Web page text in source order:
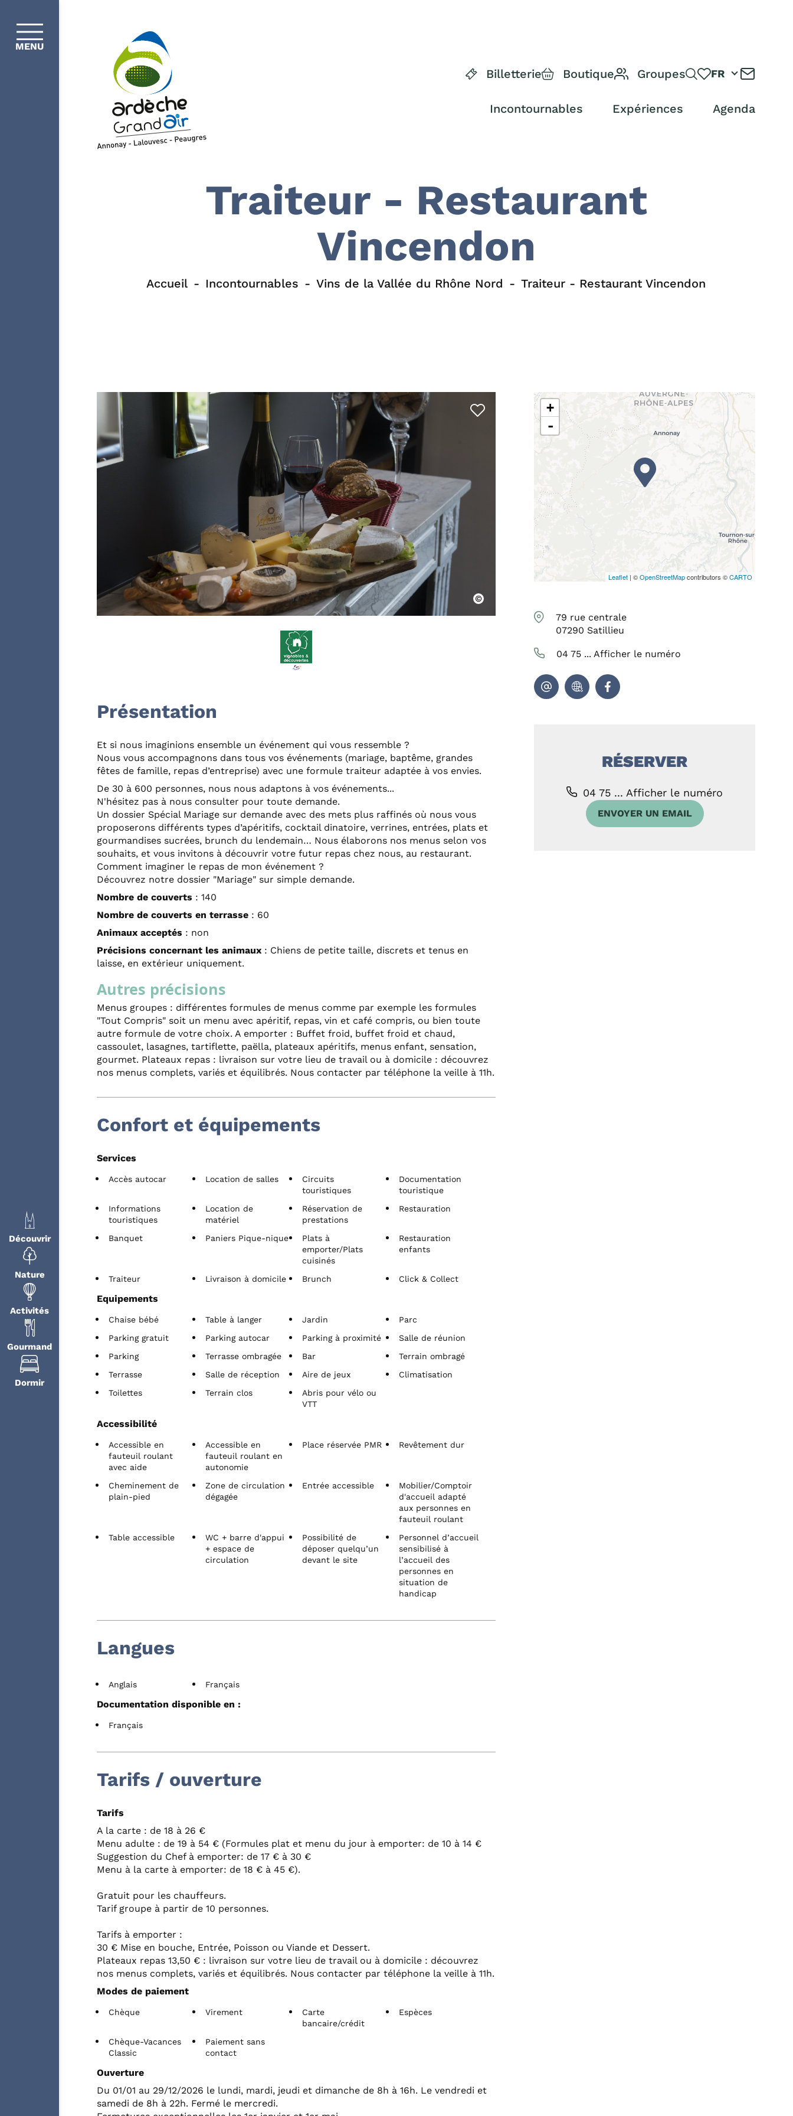
Billetterie Boutique Groupes FR
Incontournables Expériences Agenda
MENU
Découvrir
Nature
Activités
Gourmand
Dormir
Traiteur - Restaurant
Vincendon
Accueil Incontournables Vins de la Vallée du Rhône Nord Traiteur - Restaurant Vincendon
Présentation
Et si nous imaginions ensemble un événement qui vous ressemble ?
Nous vous accompagnons dans tous vos événements (mariage, baptême, grandes
fêtes de famille, repas d’entreprise) avec une formule traiteur adaptée à vos envies.
De 30 à 600 personnes, nous nous adaptons à vos événements...
N'hésitez pas à nous consulter pour toute demande.
Un dossier Spécial Mariage sur demande avec des mets plus raffinés où nous vous
proposerons différents types d’apéritifs, cocktail dinatoire, verrines, entrées, plats et
gourmandises sucrées, brunch du lendemain… Nous élaborons nos menus selon vos
souhaits, et vous invitons à découvrir votre futur repas chez nous, au restaurant.
Comment imaginer le repas de mon événement ?
Découvrez notre dossier "Mariage" sur simple demande.
Nombre de couverts : 140
Nombre de couverts en terrasse : 60
Animaux acceptés : non
Précisions concernant les animaux : Chiens de petite taille, discrets et tenus en
laisse, en extérieur uniquement.
Autres précisions
Menus groupes : différentes formules de menus comme par exemple les formules
"Tout Compris" soit un menu avec apéritif, repas, vin et café compris, ou bien toute
autre formule de votre choix. A emporter : Buffet froid, buffet froid et chaud,
cassoulet, lasagnes, tartiflette, paëlla, plateaux apéritifs, menus enfant, sensation,
gourmet. Plateaux repas : livraison sur votre lieu de travail ou à domicile : découvrez
nos menus complets, variés et équilibrés. Nous contacter par téléphone la veille à 11h.
Confort et équipements
Services
Accès autocar Location de salles
Circuits
touristiques
Documentation
touristique
Informations
touristiques
Location de
matériel
Réservation de
prestations
Restauration
Banquet Paniers Pique-nique
Plats à
emporter/Plats
cuisinés
Restauration
enfants
Traiteur Livraison à domicile Brunch Click & Collect
Equipements
Chaise bébé Table à langer Jardin
Parc
Parking gratuit
Parking autocar Parking à proximité
Salle de réunion
Parking
Terrasse ombragée Bar
Terrain ombragé
Terrasse
Salle de réception Aire de jeux
Climatisation
Toilettes
Terrain clos
Abris pour vélo ou
VTT
Accessibilité
Accessible en
fauteuil roulant
avec aide
Accessible en
fauteuil roulant en
autonomie
Place réservée PMR Revêtement dur
Cheminement de
plain-pied
Zone de circulation
dégagée
Entrée accessible
Mobilier/Comptoir
d'accueil adapté
aux personnes en
fauteuil roulant
Table accessible
WC + barre d'appui
+ espace de
circulation
Possibilité de
déposer quelqu’un
devant le site
Personnel d’accueil
sensibilisé à
l’accueil des
personnes en
situation de
handicap
Langues
Anglais Français
Documentation disponible en :
Français
Tarifs / ouverture
Tarifs
A la carte : de 18 à 26 €
Menu adulte : de 19 à 54 € (Formules plat et menu du jour à emporter: de 10 à 14 €
Suggestion du Chef à emporter: de 17 € à 30 €
Menu à la carte à emporter: de 18 € à 45 €).
Gratuit pour les chauffeurs.
Tarif groupe à partir de 10 personnes.
Tarifs à emporter :
30 € Mise en bouche, Entrée, Poisson ou Viande et Dessert.
Plateaux repas 13,50 € : livraison sur votre lieu de travail ou à domicile : découvrez
nos menus complets, variés et équilibrés. Nous contacter par téléphone la veille à 11h.
Modes de paiement
Chèque Virement
Carte
bancaire/crédit
Espèces
Chèque-Vacances
Classic
Paiement sans
contact
Ouverture
Du 01/01 au 29/12/2026 le lundi, mardi, jeudi et dimanche de 8h à 16h. Le vendredi et
samedi de 8h à 22h. Fermé le mercredi.
+
-
Leaflet | ©OpenStreetMapcontributors ©CARTO
79 rue centrale
07290 Satillieu
04 75 ... Afficher le numéro
RÉSERVER
04 75 ... Afficher le numéro
ENVOYER UN EMAIL